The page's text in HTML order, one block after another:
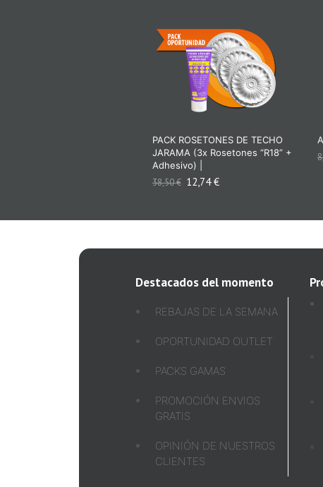
PACK ROSETONES DE TECHO
JARAMA (3x Rosetones “R18” +
Adhesivo) |
38,50€ 12,74€
Destacados del momento
REBAJAS DE LA SEMANA
OPORTUNIDAD OUTLET
PACKS GAMAS
PROMOCIÓN ENVIOS
GRATIS
OPINIÓN DE NUESTROS
CLIENTES